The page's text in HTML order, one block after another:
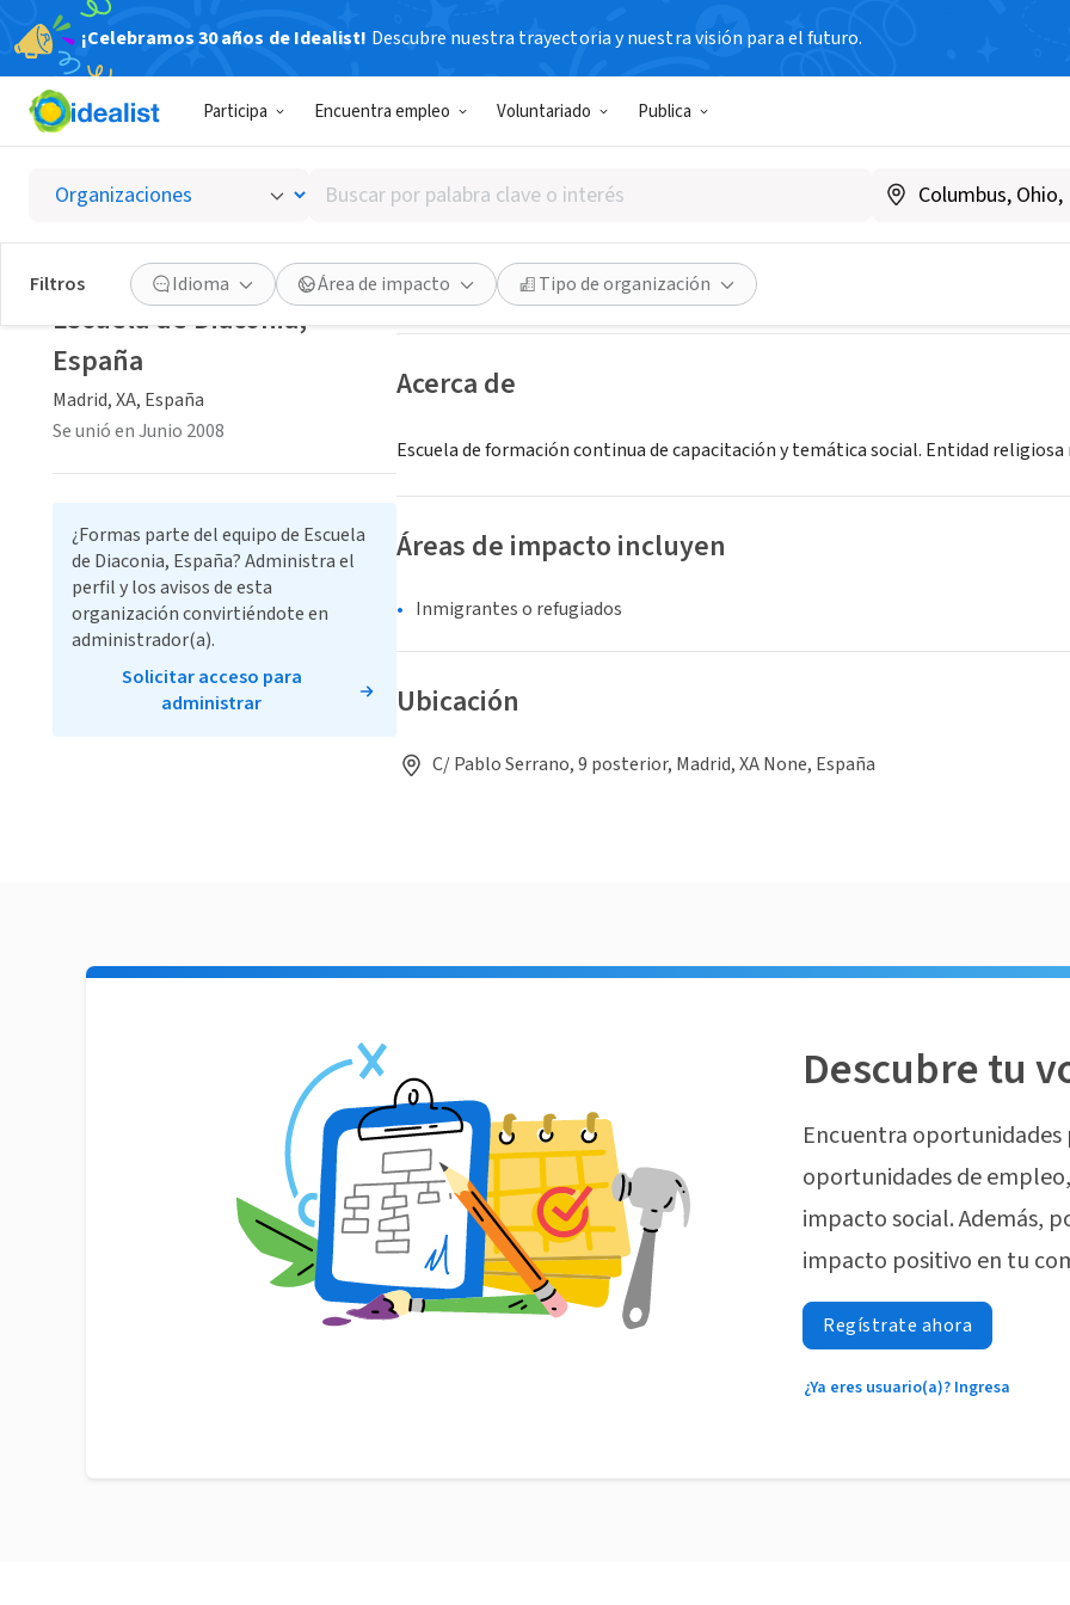
¡Celebramos 30 años de Idealist! Descubre nuestra trayectoria y nuestra visión para el futuro.
Participa Encuentra empleo Voluntariado Publica
Buscar
por
palabra
clave
o
interés
Filtros Idioma Área de impacto Tipo de organización
Escuela de Diaconia, España
Madrid, XA, España |www.diaconia.es/ede
Guardar Compartir
Acerca de
Escuela de formación continua de capacitación y temática social. Entidad
Áreas de impacto incluyen
Inmigrantes o refugiados
Ubicación
C/ Pablo Serrano, 9 posterior, Madrid, XA None, España
Escuela de Diaconia,
España
Madrid, XA, España
Se unió en Junio 2008
¿Formas parte del equipo de Escuela
de Diaconia, España? Administra el
perfil y los avisos de esta
organización convirtiéndote en
administrador(a).
Solicitar acceso para
administrar
Descubre tu
Encuentra
oportunidades de
impacto social. Además,
impacto positivo en tu
Regístrate ahora
¿Ya eres usuario(a)? Ingresa